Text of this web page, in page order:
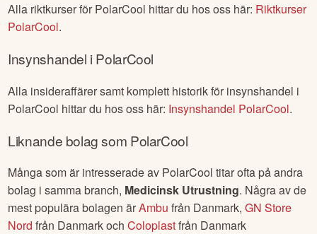
Alla riktkurser för PolarCool hittar du hos oss här: Riktkurser
PolarCool.
Insynshandel iPolarCool
Alla insideraffärer samt komplett historik för insynshandel i
PolarCool hittar du hos oss här: Insynshandel PolarCool.
Liknande bolag som PolarCool
Många som är intresserade av PolarCool titar ofta på andra
bolag i samma branch, Medicinsk Utrustning. Några av de
mest populära bolagen ärAmbu från Danmark,GN Store
Nord från DanmarkochColoplastfrån Danmark